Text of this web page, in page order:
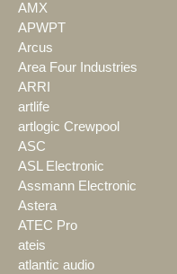
AMX
APWPT
Arcus
Area Four Industries
ARRI
artlife
artlogic Crewpool
ASC
ASL Electronic
Assmann Electronic
Astera
ATEC Pro
ateis
atlantic audio